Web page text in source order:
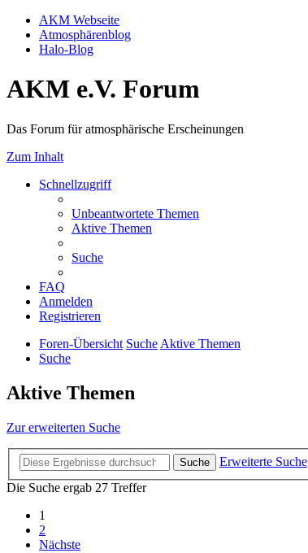
AKM Webseite
Atmosphärenblog
Halo-Blog
AKM e.V. Forum
Das Forum für atmosphärische Erscheinungen
Zum Inhalt
Schnellzugriff
Unbeantwortete Themen
Aktive Themen
Suche
FAQ
Anmelden
Registrieren
Foren-Übersicht Suche Aktive Themen
Suche
Aktive Themen
Zur erweiterten Suche
Suche
Erweiterte Suche
Die Suche ergab 27 Treffer
1
2
Nächste